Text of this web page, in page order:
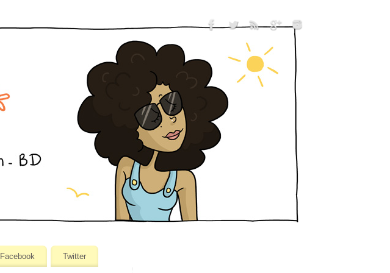
Facebook Twitter